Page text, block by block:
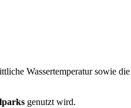
Wassertemperatur sowie
genutzt wird.